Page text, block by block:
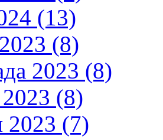
(13)
(8)
2023 (8)
(8)
2023 (7)